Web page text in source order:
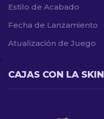
Estilo de Acabado
Fecha de Lanzamiento
Atualización de Juego
CAJAS CON LA SKIN